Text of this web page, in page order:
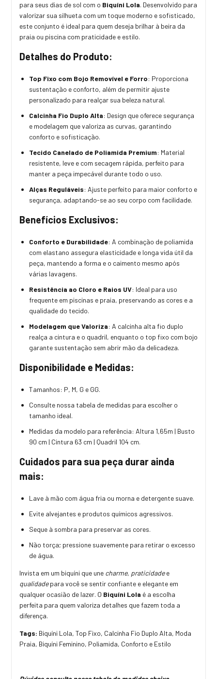
para seus dias de sol com o Biquíni Lola. Desenvolvido para
valorizar sua silhueta com um toque moderno e sofisticado,
este conjunto é ideal para quem deseja brilhar à beira da
praia ou piscina com praticidade e estilo.
Detalhes do Produto:
Top Fixo com Bojo Removível e Forro: Proporciona
sustentação e conforto, além de permitir ajuste
personalizado para realçar sua beleza natural.
Calcinha Fio Duplo Alta: Design que oferece segurança
e modelagem que valoriza as curvas, garantindo
conforto e sofisticação.
Tecido Canelado de Poliamida Premium: Material
resistente, leve e com secagem rápida, perfeito para
manter a peça impecável durante todo o uso.
Alças Reguláveis: Ajuste perfeito para maior conforto e
segurança, adaptando-se ao seu corpo com facilidade.
Benefícios Exclusivos:
Conforto e Durabilidade: A combinação de poliamida
com elastano assegura elasticidade e longa vida útil da
peça, mantendo a forma e o caimento mesmo após
várias lavagens.
Resistência ao Cloro e Raios UV: Ideal para uso
frequente em piscinas e praia, preservando as cores e a
qualidade do tecido.
Modelagem que Valoriza: A calcinha alta fio duplo
realça a cintura e o quadril, enquanto o top fixo com bojo
garante sustentação sem abrir mão da delicadeza.
Disponibilidade e Medidas:
Tamanhos: P, M, G e GG.
Consulte nossa tabela de medidas para escolher o
tamanho ideal.
Medidas da modelo para referência: Altura 1,65m | Busto
90 cm | Cintura 63 cm | Quadril 104 cm.
Cuidados para sua peça durar ainda
mais:
Lave à mão com água fria ou morna e detergente suave.
Evite alvejantes e produtos químicos agressivos.
Seque à sombra para preservar as cores.
Não torça; pressione suavemente para retirar o excesso
de água.
Invista em um biquíni que une charme, praticidadee
qualidadepara você se sentir confiante e elegante em
qualquer ocasião de lazer. O Biquíni Lola é a escolha
perfeita para quem valoriza detalhes que fazem toda a
diferença.
Tags: Biquíni Lola, Top Fixo, Calcinha Fio Duplo Alta, Moda
Praia, Biquíni Feminino, Poliamida, Conforto e Estilo